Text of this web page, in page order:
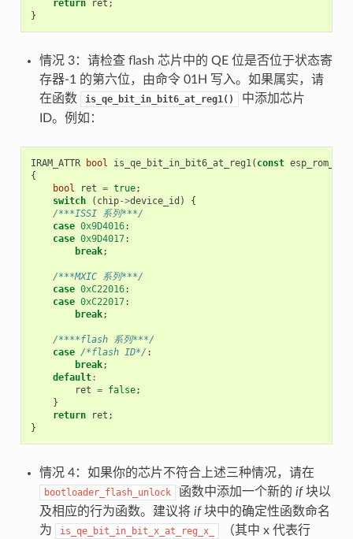
return ret ;
}
情况 3：请检查 flash 芯片中的 QE 位是否位于状态寄
存器-1 的第六位，由命令 01H 写入。如果属实，请
在函数
is_qe_bit_in_bit6_at_reg1()
中添加芯片
ID。例如：
IRAM_ATTR bool is_qe_bit_in_bit6_at_reg1( const
{
bool
ret = true;
switch
( chip->device_id )
{
/***ISSI 系列***/
case 0x9D4016:
case 0x9D4017:
break;
/***MXIC 系列***/
case 0xC22016:
case 0xC22017:
break;
/****flash 系列***/
case /*flash ID*/ :
break;
default:
ret = false;
}
return
ret ;
}
情况 4：如果你的芯片不符合上述三种情况，请在
bootloader_flash_unlock 函数中添加一个新的 if块以
及相应的行为函数。建议将 if块中的确定性函数命名
为
is_qe_bit_in_bit_x_at_reg_x_
（其中 x 代表行